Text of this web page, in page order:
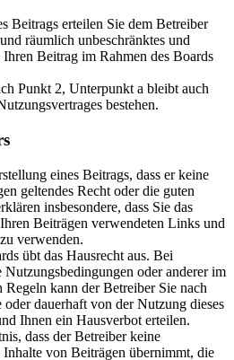
Beitrags erteilen Sie dem Betreiber
räumlich unbeschränktes und
Beitrag im Rahmen des Boards
Punkt 2, Unterpunkt a bleibt auch
bestehen.
eines Beitrags, dass er keine
geltendes Recht oder die guten
insbesondere, dass Sie das
Beiträgen verwendeten Links und
verwenden.
übt das Hausrecht aus. Bei
Nutzungsbedingungen oder anderer im
kann der Betreiber Sie nach
dauerhaft von der Nutzung dieses
Ihnen ein Hausverbot erteilen.
dass der Betreiber keine
von Beiträgen übernimmt, die